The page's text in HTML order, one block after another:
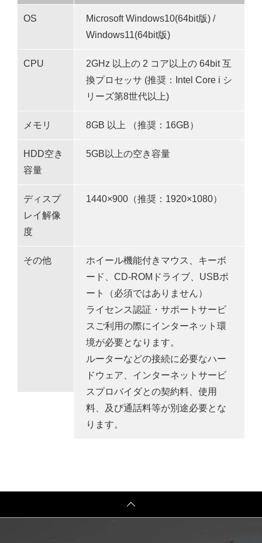
OS
Microsoft Windows10(64bit版) /
Windows11(64bit版)
CPU
2GHz 以上の 2 コア以上の 64bit 互
換プロセッサ (推奨：Intel Core i シ
リーズ第8世代以上)
メモリ 8GB 以上 （推奨：16GB）
HDD空き
容量
5GB以上の空き容量
ディスプ
レイ解像
度
1440×900（推奨：1920×1080）
その他
ホイール機能付きマウス、キーボ
ード、CD-ROMドライブ、USBポ
ート（必須ではありません）
ライセンス認証・サポートサービ
スご利用の際にインターネット環
境が必要となります。
ルーターなどの接続に必要なハー
ドウェア、インターネットサービ
スプロバイダとの契約料、使用
料、及び通話料等が別途必要とな
ります。